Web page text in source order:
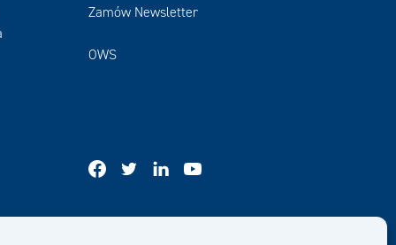
Zamów Newsletter
OWS
facebooktwitter linkedinyoutube